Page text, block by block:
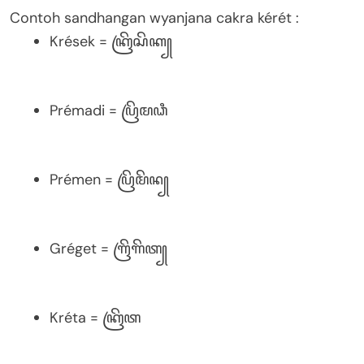
Contoh sandhangan wyanjana cakra kérét :
Krések = ꦏꦿꦼꦱꦼꦏ꧀
Prémadi = ꦥꦿꦼꦩꦣꦶ
Prémen = ꦥꦿꦼꦩꦼꦤ꧀
Gréget = ꦒꦿꦼꦒꦼꦠ꧀
Kréta = ꦏꦿꦼꦠ